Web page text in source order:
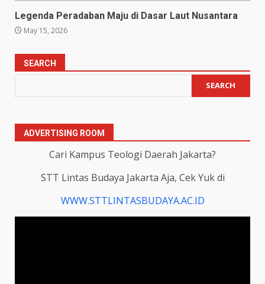
Legenda Peradaban Maju di Dasar Laut Nusantara
May 15, 2026
SEARCH
SEARCH
ADVERTISING ROOM
Cari Kampus Teologi Daerah Jakarta?
STT Lintas Budaya Jakarta Aja, Cek Yuk di
WWW.STTLINTASBUDAYA.AC.ID